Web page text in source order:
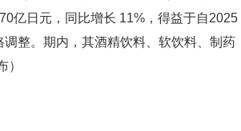
亿日元，同比增长 11%，得益于自2025
整。期内，其酒精饮料、软饮料、制药
）